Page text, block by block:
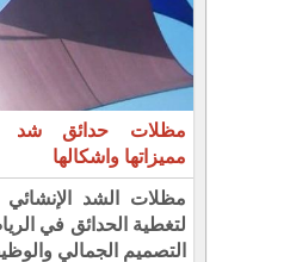
مظلات حدائق شد
مميزاتها واشكالها
مظلات الشد الإنشائي
لتغطية الحدائق في
التصميم الجمالي